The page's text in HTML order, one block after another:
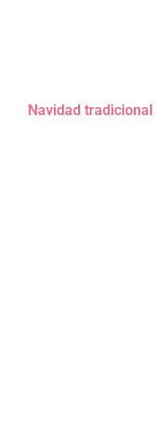
Navidad tradicional